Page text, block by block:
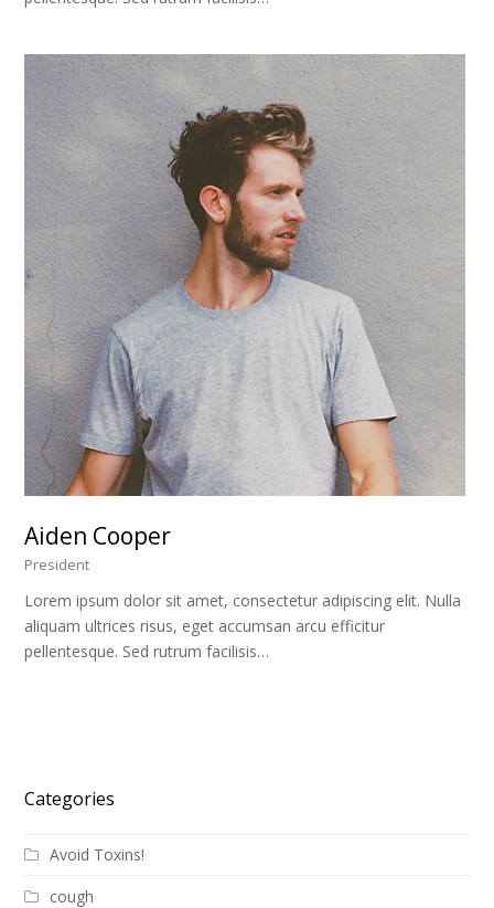
Aiden Cooper
President
Lorem ipsum dolor sit amet, consectetur adipiscing elit. Nulla
aliquam ultrices risus, eget accumsan arcu efficitur
pellentesque. Sed rutrum facilisis…
Categories
Avoid Toxins!
cough